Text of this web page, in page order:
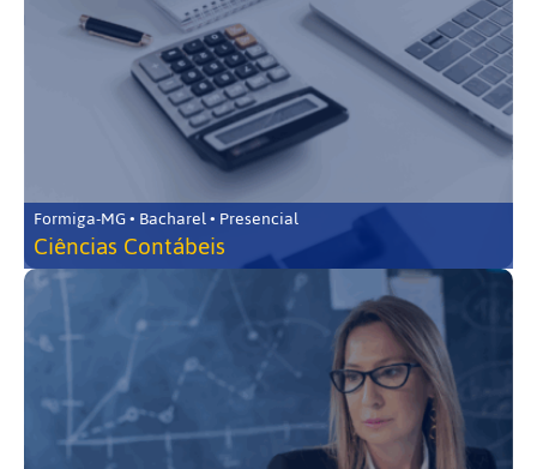
Formiga-MG • Bacharel • Presencial
Ciências Contábeis